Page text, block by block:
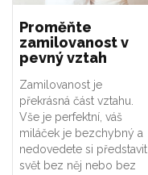
Proměňte
zamilovanost v
pevný vztah
Zamilovanost je
překrásná část vztahu.
Vše je perfektní, váš
miláček je bezchybný a
nedovedete si představit
svět bez něj nebo bez